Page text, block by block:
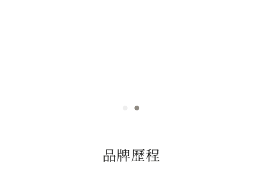
品牌歷程